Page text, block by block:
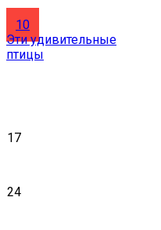
10
Эти удивительные
птицы
17
24